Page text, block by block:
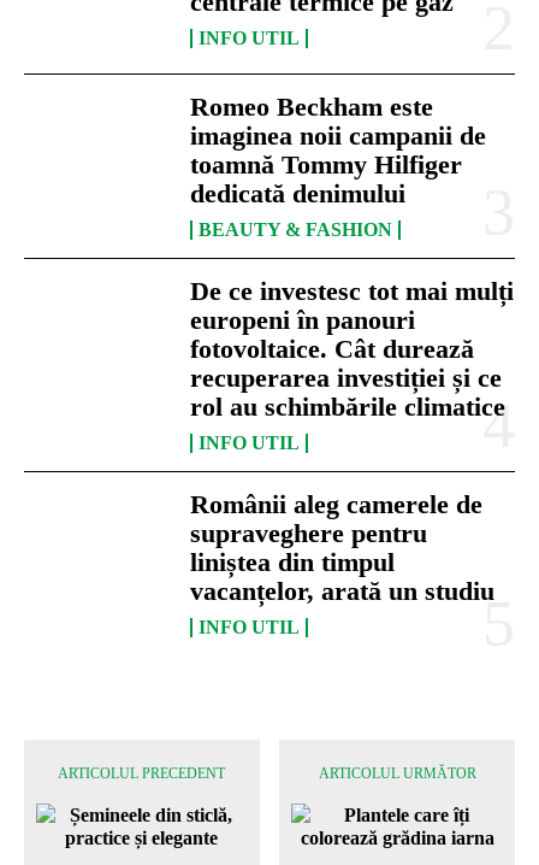
INFO UTIL
Romeo Beckham este
imaginea noii campanii de
toamnă Tommy Hilfiger
dedicată denimului
BEAUTY & FASHION
De ce investesc tot mai mulți
europeni în panouri
fotovoltaice. Cât durează
recuperarea investiției și ce
rol au schimbările climatice
INFO UTIL
Românii aleg camerele de
supraveghere pentru
liniștea din timpul
vacanțelor, arată un studiu
INFO UTIL
ARTICOLUL PRECEDENT ARTICOLUL URMĂTOR